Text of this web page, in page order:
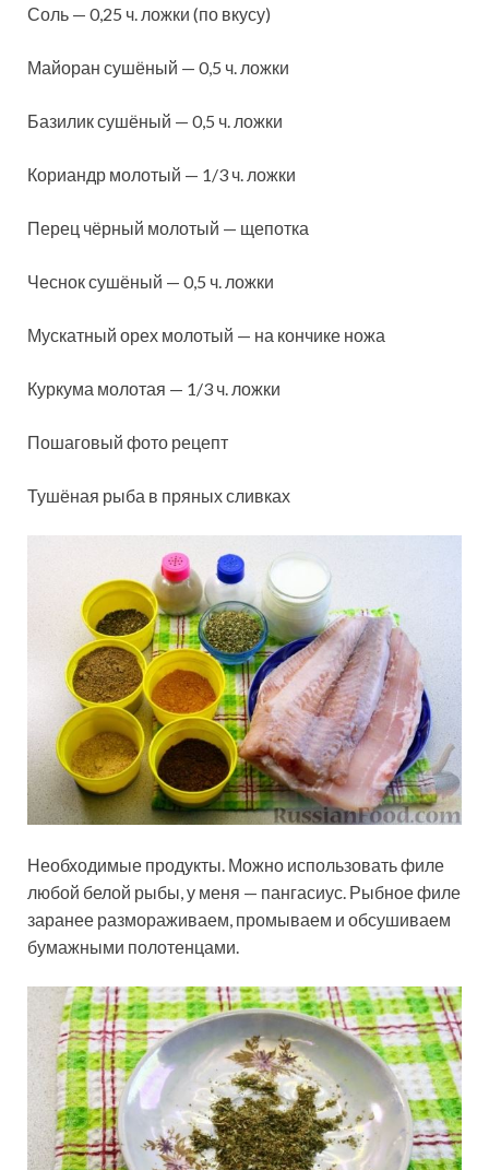
Соль — 0,25 ч. ложки (по вкусу)
Майоран сушёный — 0,5 ч. ложки
Базилик сушёный — 0,5 ч. ложки
Кориандр молотый — 1/3 ч. ложки
Перец чёрный молотый — щепотка
Чеснок сушёный — 0,5 ч. ложки
Мускатный орех молотый — на кончике ножа
Куркума молотая — 1/3 ч. ложки
Пошаговый фото рецепт
Тушёная рыба в пряных сливках
Необходимые продукты. Можно использовать филе
любой белой рыбы, у меня — пангасиус. Рыбное филе
заранее размораживаем, промываем и обсушиваем
бумажными полотенцами.